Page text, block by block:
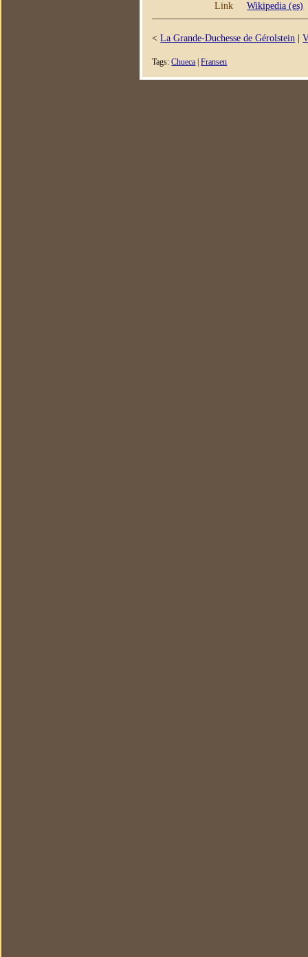
Link Wikipedia (es)
<La Grande-Duchesse de Gérolstein |
Tags:Chueca |Fransen